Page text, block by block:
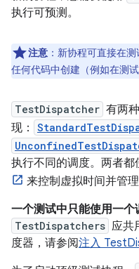
执行可预测。
注意 ：新协程可直接在
任何代码中创建（例如在测试
TestDispatcher 有两
现：
执行不同的调度。两者都
来控制虚拟时间并管
一个测试中只能使用一个
TestDispatchers 应共
度器，请参阅注入